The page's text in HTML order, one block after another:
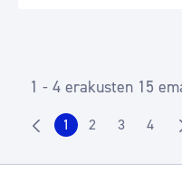
1 - 4 erakusten 15
Orrialdea
1 Orrialdea
2 Orrialdea
3 4